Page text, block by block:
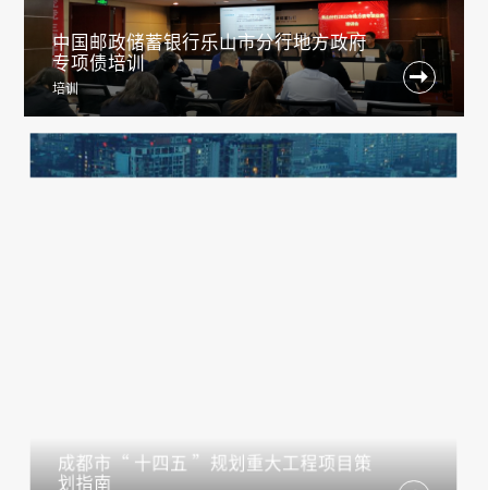
中国邮政储蓄银行乐山市分行地方政府
专项债培训
培训

成都市“ 十四五 ”规划重大工程项目策